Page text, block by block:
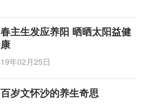
春主生发应养阳 晒晒太阳益健
康
19年02月25日
百岁文怀沙的养生奇思